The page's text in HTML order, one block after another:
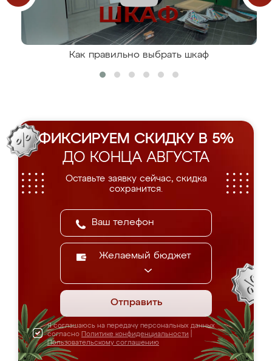
Как правильно выбрать шкаф
ФИКСИРУЕМ СКИДКУ В 5%
ДО КОНЦА АВГУСТА
Оставьте заявку сейчас, скидка
сохранится.
Желаемый бюджет
Отправить
Я соглашаюсь на передачу персональных данных
согласно Политике конфиденциальности
Пользовательскому соглашению